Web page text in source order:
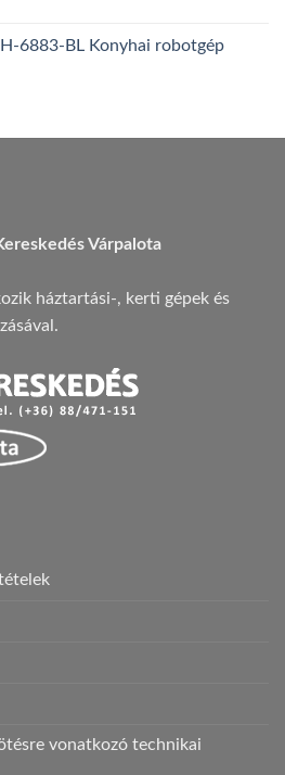
6883-BL Konyhai robotgép
Várpalota
háztartási-, kerti gépek és
vonatkozó technikai